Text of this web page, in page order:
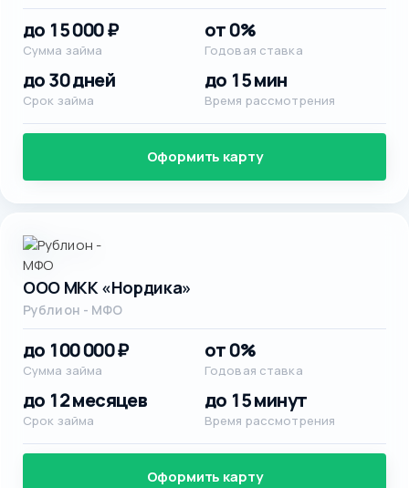
до 15 000 ₽
Сумма займа
от 0%
Годовая ставка
до 30 дней
Срок займа
до 15 мин
Время рассмотрения
Оформить карту
ООО МКК «Нордика»
Рублион - МФО
до 100 000 ₽
Сумма займа
от 0%
Годовая ставка
до 12 месяцев
Срок займа
до 15 минут
Время рассмотрения
Оформить карту